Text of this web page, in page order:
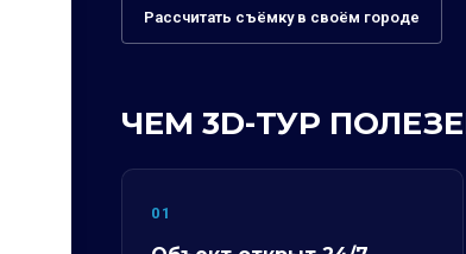
Рассчитать съёмку в своём городе
ЧЕМ 3D-ТУР
01